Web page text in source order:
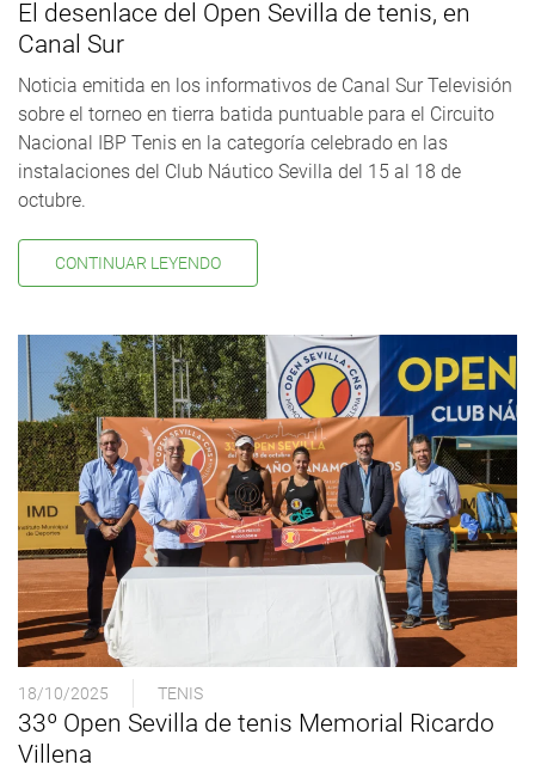
El desenlace del Open Sevilla de tenis, en
Canal Sur
Noticia emitida en los informativos de Canal Sur Televisión
sobre el torneo en tierra batida puntuable para el Circuito
Nacional IBP Tenis en la categoría celebrado en las
instalaciones del Club Náutico Sevilla del 15 al 18 de
octubre.
CONTINUAR LEYENDO
18/10/2025 TENIS
33º Open Sevilla de tenis Memorial Ricardo
Villena